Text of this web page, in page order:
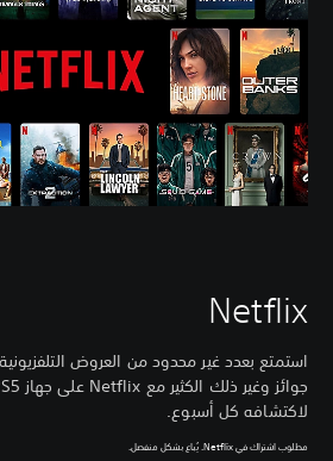
Netflix
استمتع بعدد غير محدود من العروض
لاكتشافه كل أسبوع.
مطلوب اشتراك في Netflix. يُباع بشكل منفصل.